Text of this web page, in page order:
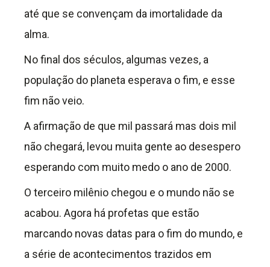
até que se convençam da imortalidade da
alma.
No final dos séculos, algumas vezes, a
população do planeta esperava o fim, e esse
fim não veio.
A afirmação de que mil passará mas dois mil
não chegará, levou muita gente ao desespero
esperando com muito medo o ano de 2000.
O terceiro milênio chegou e o mundo não se
acabou. Agora há profetas que estão
marcando novas datas para o fim do mundo, e
a série de acontecimentos trazidos em